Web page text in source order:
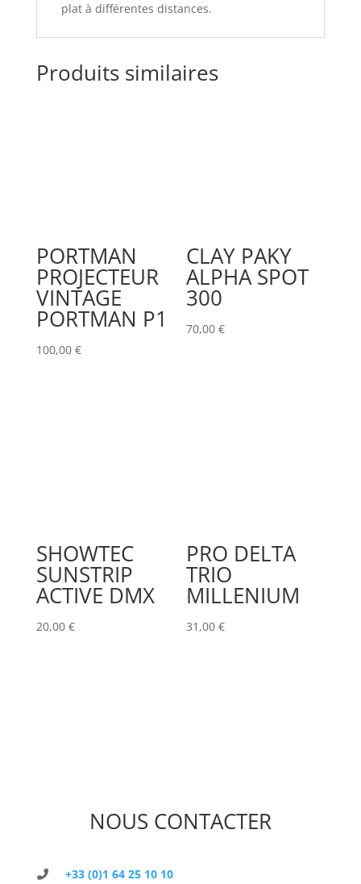
plat à différentes distances.
Produits similaires
PORTMAN
PROJECTEUR
VINTAGE
PORTMAN P1
100,00 €
CLAY PAKY
ALPHA SPOT
300
70,00€
SHOWTEC
SUNSTRIP
ACTIVE DMX
20,00 €
PRO DELTA
TRIO
MILLENIUM
31,00€
NOUS CONTACTER
+33 (0)1 64 25 10 10